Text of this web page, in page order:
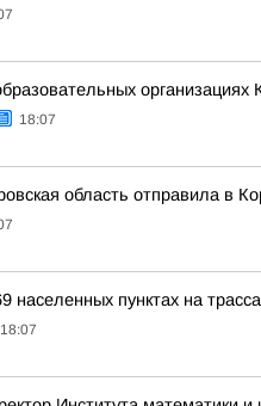
организациях
18:07
область отправила в
населенных пунктах на
18:07